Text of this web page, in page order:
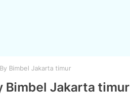
Bimbel Jakarta timur
Bimbel Jakarta timur